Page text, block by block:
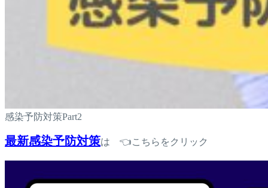
感染予防対策Part2
最新感染予防対策は 👈こちらをクリック